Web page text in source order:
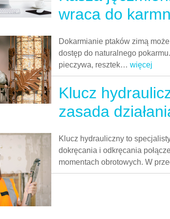
wraca do
Dokarmianie ptaków zimą
dostęp do naturalnego
pieczywa, resztek… więcej
Klucz
zasada
Klucz hydrauliczny to
dokręcania i odkręcania
momentach obrotowych. W